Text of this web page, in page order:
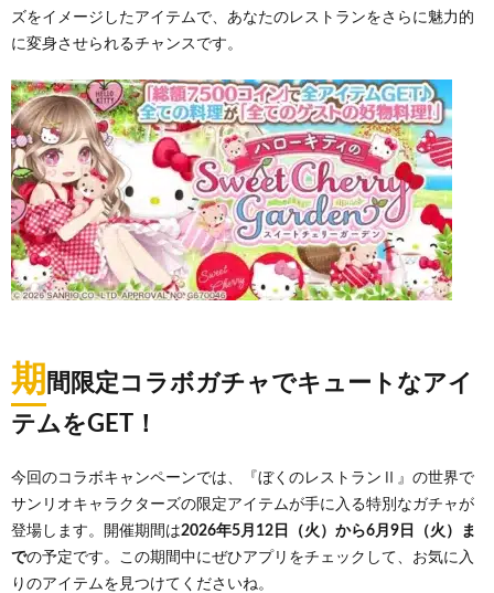
ズをイメージしたアイテムで、あなたのレストランをさらに魅力的
に変身させられるチャンスです。
期 間限定コラボガチャでキュートなアイ
テムをGET！
今回のコラボキャンペーンでは、『ぼくのレストランⅡ』の世界で
サンリオキャラクターズの限定アイテムが手に入る特別なガチャが
登場します。開催期間は2026年5月12日（火）から6月9日（火）ま
での予定です。この期間中にぜひアプリをチェックして、お気に入
りのアイテムを見つけてくださいね。